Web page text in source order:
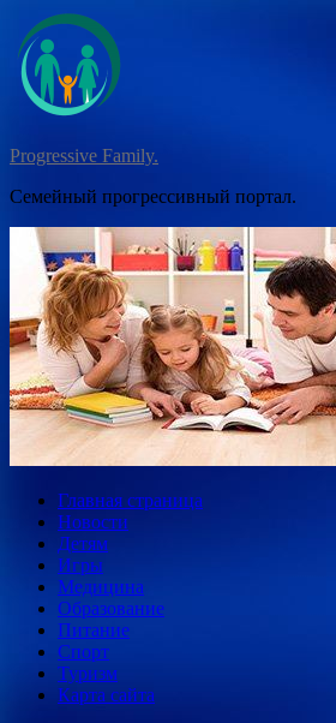
Перейти
содержимому
Progressive Family.
Семейный прогрессивный портал.
Главная страница
Новости
Детям
Игры
Медицина
Образование
Питание
Спорт
Туризм
Карта сайта